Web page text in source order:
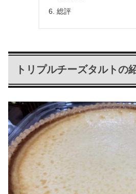
総評
トリプルチーズタルトの